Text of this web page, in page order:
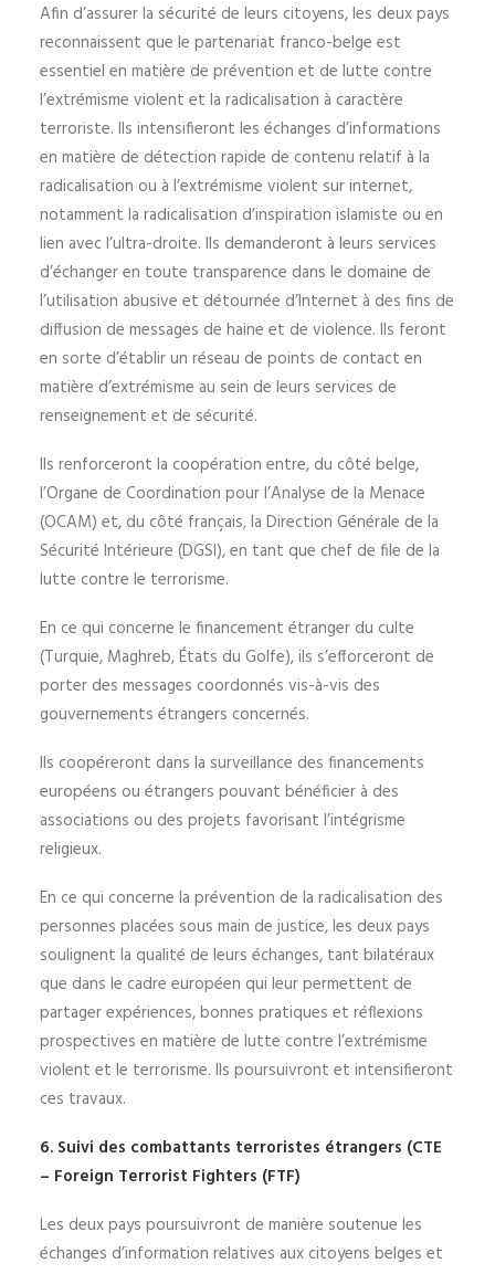
Afin d’assurer la sécurité de leurs citoyens, les deux pays
reconnaissent que le partenariat franco-belge est
essentiel en matière de prévention et de lutte contre
l’extrémisme violent et la radicalisation à caractère
terroriste. Ils intensifieront les échanges d’informations
en matière de détection rapide de contenu relatif à la
radicalisation ou à l’extrémisme violent sur internet,
notamment la radicalisation d’inspiration islamiste ou en
lien avec l’ultra-droite. Ils demanderont à leurs services
d’échanger en toute transparence dans le domaine de
l’utilisation abusive et détournée d’Internet à des fins de
diffusion de messages de haine et de violence. Ils feront
en sorte d’établir un réseau de points de contact en
matière d’extrémisme au sein de leurs services de
renseignement et de sécurité.
Ils renforceront la coopération entre, du côté belge,
l’Organe de Coordination pour l’Analyse de la Menace
(OCAM) et, du côté français, la Direction Générale de la
Sécurité Intérieure (DGSI), en tant que chef de file de la
lutte contre le terrorisme.
En ce qui concerne le financement étranger du culte
(Turquie, Maghreb, États du Golfe), ils s’efforceront de
porter des messages coordonnés vis-à-vis des
gouvernements étrangers concernés.
Ils coopéreront dans la surveillance des financements
européens ou étrangers pouvant bénéficier à des
associations ou des projets favorisant l’intégrisme
religieux.
En ce qui concerne la prévention de la radicalisation des
personnes placées sous main de justice, les deux pays
soulignent la qualité de leurs échanges, tant bilatéraux
que dans le cadre européen qui leur permettent de
partager expériences, bonnes pratiques et réflexions
prospectives en matière de lutte contre l’extrémisme
violent et le terrorisme. Ils poursuivront et intensifieront
ces travaux.
6. Suivi des combattants terroristes étrangers (CTE
– Foreign Terrorist Fighters (FTF)
Les deux pays poursuivront de manière soutenue les
échanges d’information relatives aux citoyens belges et